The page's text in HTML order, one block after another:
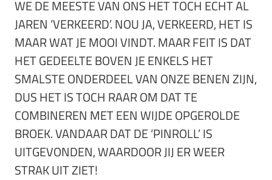
WE DE MEESTE VAN ONS HET TOCH ECHT AL
JAREN ‘VERKEERD’. NOU JA, VERKEERD, HET IS
MAAR WAT JE MOOI VINDT. MAAR FEIT IS DAT
HET GEDEELTE BOVEN JE ENKELS HET
SMALSTE ONDERDEEL VAN ONZE BENEN ZIJN,
DUS HET IS TOCH RAAR OM DAT TE
COMBINEREN MET EEN WIJDE OPGEROLDE
BROEK. VANDAAR DAT DE ‘PINROLL’ IS
UITGEVONDEN, WAARDOOR JIJ ER WEER
STRAK UIT ZIET!